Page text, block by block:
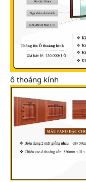
ô thoáng kính